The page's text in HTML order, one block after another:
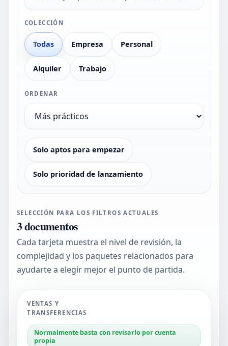
COLECCIÓN
Todas Empresa Personal
Alquiler Trabajo
ORDENAR
Solo aptos para empezar
Solo prioridad de lanzamiento
SELECCIÓN PARA LOS FILTROS ACTUALES
3documentos
Cada tarjeta muestra el nivel de revisión, la
complejidad y los paquetes relacionados para
ayudarte a elegir mejor el punto de partida.
VENTAS Y
TRANSFERENCIAS
Normalmente basta con revisarlo por cuenta
propia